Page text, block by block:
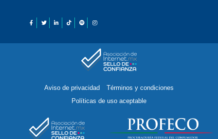
Aviso de privacidad
Términos y condiciones
Políticas de uso aceptable